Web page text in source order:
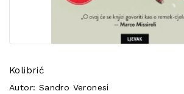
Kolibrić
Autor: Sandro Veronesi